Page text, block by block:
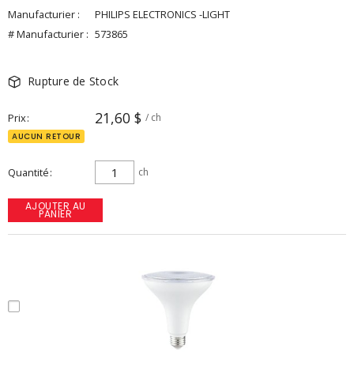
Manufacturier :
PHILIPS ELECTRONICS -LIGHT
# Manufacturier : 573865
Rupture de Stock
Prix 21,60 $ / ch
AUCUN RETOUR
Quantité ch
AJOUTER AU
PANIER